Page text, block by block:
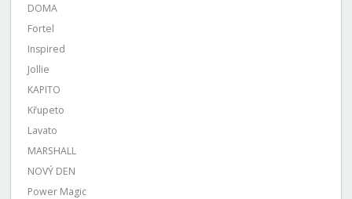
DOMA
Fortel
Inspired
Jollie
KAPITO
Křupeto
Lavato
MARSHALL
NOVÝ DEN
Power Magic